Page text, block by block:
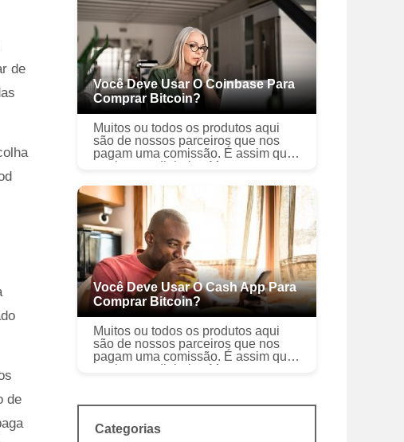
de
de
Você Deve Usar O Coinbase Para
Comprar Bitcoin?
Muitos ou todos os produtos aqui
são de nossos parceiros que nos
pagam uma comissão. É assim que
ganhamos dinheiro. Mas nossa
opiniões de nossos especialistas
não ...
Você Deve Usar O Cash App Para
Comprar Bitcoin?
Muitos ou todos os produtos aqui
são de nossos parceiros que nos
pagam uma comissão. É assim que
ganhamos dinheiro. Mas nossa
não ...
Categorias